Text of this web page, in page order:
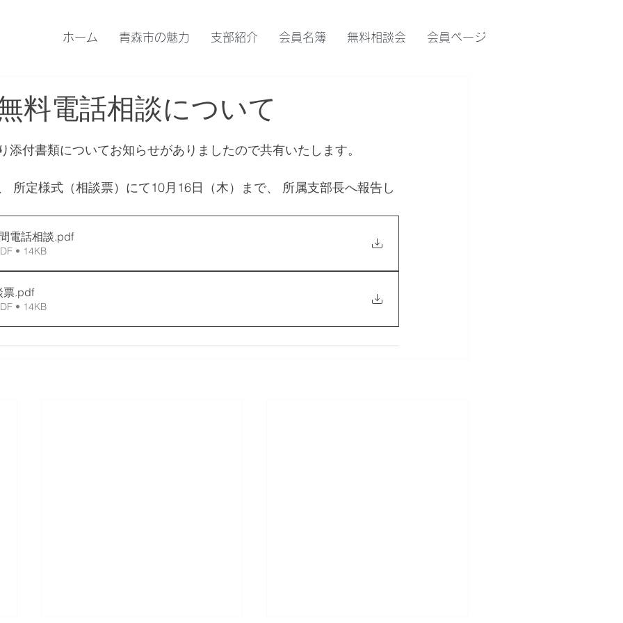
ホーム 青森市の魅力 支部紹介 会員名簿 無料相談会 会員ページ
料電話相談について
添付書類についてお知らせがありましたので共有いたします。
所定様式（相談票）にて10月16日（木）まで、 所属支部長へ報告し
電話相談.pdf
• 14KB
票.pdf
• 14KB